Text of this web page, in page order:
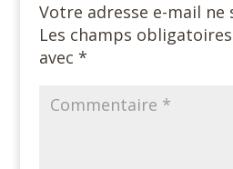
Votre adresse e-mail ne
Les champs
avec *